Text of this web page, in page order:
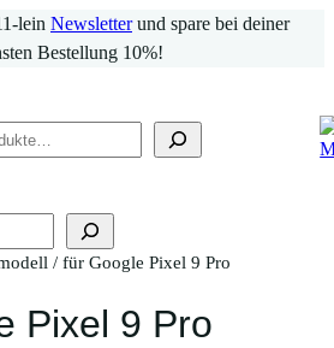
lein Newsletterund spare bei deiner
Bestellung 10%!
/ für Google Pixel 9 Pro
Pixel 9 Pro